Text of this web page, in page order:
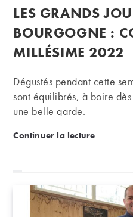
la
publication :
publiée :
LES GRANDS
BOURGOGNE :
MILLÉSIME 2022
Dégustés pendant cette
sont équilibrés, à boire
une belle garde.
Continuer la lectureLes